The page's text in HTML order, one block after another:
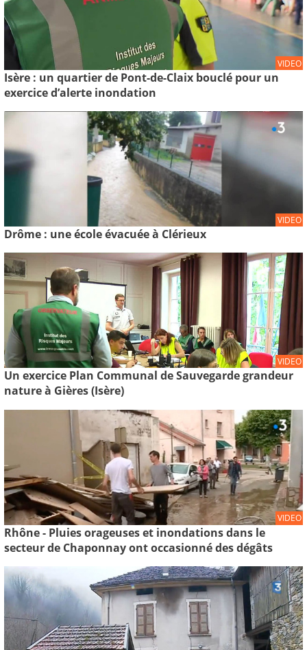
VIDEO
Isère : un quartier de Pont-de-Claix bouclé pour un
exercice d’alerte inondation
VIDEO
Drôme : une école évacuée à Clérieux
VIDEO
Un exercice Plan Communal de Sauvegarde grandeur
nature à Gières (Isère)
VIDEO
Rhône - Pluies orageuses et inondations dans le
secteur de Chaponnay ont occasionné des dégâts